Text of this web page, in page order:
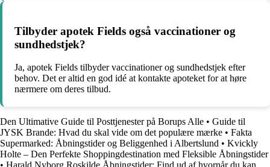
Tilbyder apotek Fields også vaccinationer og
sundhedstjek?
Ja, apotek Fields tilbyder vaccinationer og sundhedstjek efter
behov. Det er altid en god idé at kontakte apoteket for at høre
nærmere om deres tilbud.
Den Ultimative Guide til Posttjenester på Borups Alle • Guide til
JYSK Brande: Hvad du skal vide om det populære mærke • Fakta
Supermarked: Åbningstider og Beliggenhed i Albertslund • Kvickly
Holte – Den Perfekte Shoppingdestination med Fleksible Åbningstider